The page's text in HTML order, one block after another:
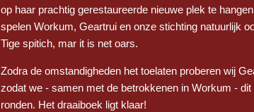
op haar prachtig gerestaureerde nieuwe plek te
spelen Workum, Geartrui en onze stichting natuurlijk
Tige spitich, mar it is net oars.
Zodra de omstandigheden het toelaten proberen wij
zodat we - samen met de betrokkenen in Workum -
ronden. Het draaiboek ligt klaar!